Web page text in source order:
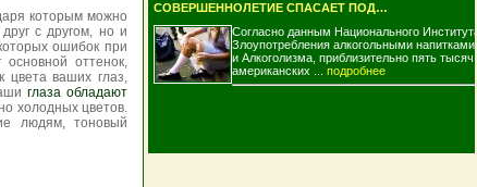
которым можно
с другом, но и
ошибок при
оттенок,
цвета ваших глаз,
глаза обладают
холодных цветов.
людям, тоновый
СОВЕРШЕННОЛЕТИЕ СПАСАЕТ ПОДРОСТКОВ ОТ АЛ..
Согласно данным Национального
Злоупотребления алкогольными напитками
и Алкоголизма, приблизительно пять тысяч
американских ...
подробнее